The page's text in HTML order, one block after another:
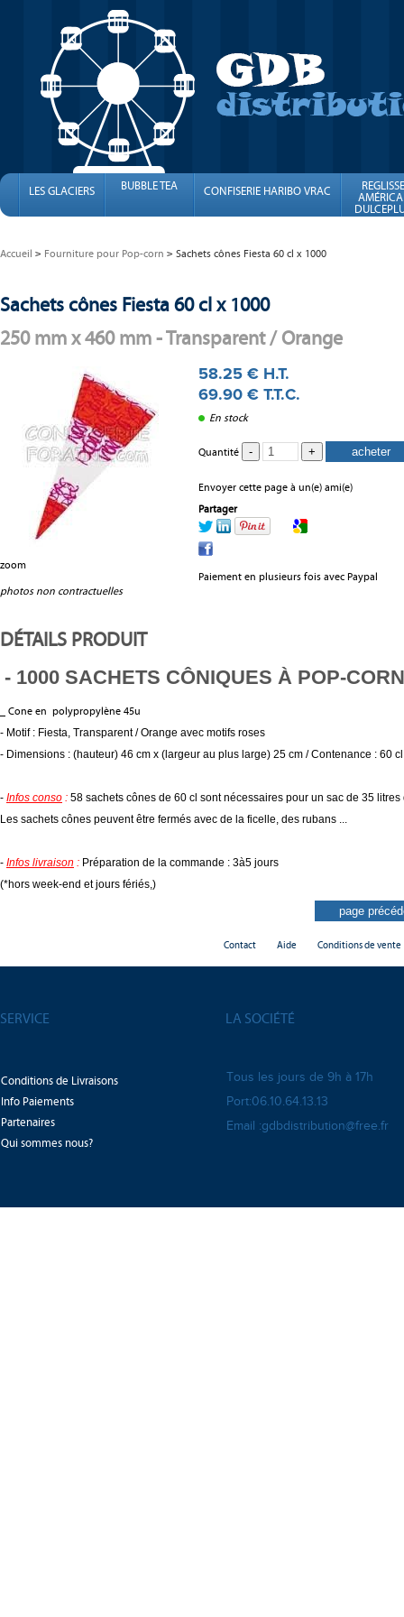
LES GLACIERS BUBBLE TEA CONFISERIE HARIBO VRAC
FINI
Accueil Fourniture pour Pop-corn Sachets cônes Fiesta 60 cl x 1000
Sachets cônes Fiesta 60 cl x 1000
250 mm x 460 mm - Transparent / Orange
zoom
photos non contractuelles
58.25 € H.T.
69.90 € T.T.C.
En stock
Quantité
Envoyer cette page à un(e) ami(e)
Partager
Paiement en plusieurs fois avec Paypal
DÉTAILS PRODUIT
- 1000 SACHETS CÔNIQUES À POP-
_ Cone en polypropylène 45u
- Motif : Fiesta, Transparent / Orange avec motifs roses
- Dimensions : (hauteur) 46 cm x (largeur au plus large) 25 cm / Contenance : 60
- Infos conso : 58 sachets cônes de 60 cl sont nécessaires pour un sac de 35
Les sachets cônes peuvent être fermés avec de la ficelle, des rubans ...
- Infos livraison : Préparation de la commande : 3à5 jours
(*hors week-end et jours fériés,)
Contact Aide Conditions de vente
SERVICE LA SOCIÉTÉ
Conditions de Livraisons
Info Paiements
Partenaires
Qui sommes nous?
Tous les jours de 9h à 17h
Port:06.10.64.13.13
Email :gdbdistribution@free.fr